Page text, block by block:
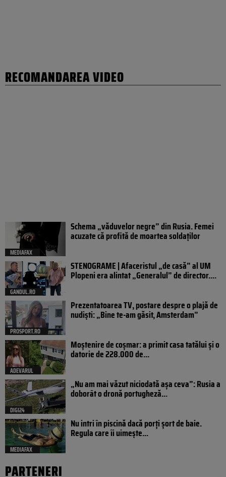
RECOMANDAREA VIDEO
MEDIAFAX
Schema „văduvelor negre” din Rusia. Femei
acuzate că profită de moartea soldaților
GANDUL.RO
STENOGRAME | Afaceristul „de casă” al UM
Plopeni era alintat „Generalul” de director....
PROSPORT.RO
Prezentatoarea TV, postare despre o plajă de
nudiști: „Bine te-am găsit, Amsterdam”
ADEVARUL
Moștenire de coșmar: a primit casa tatălui și o
datorie de 228.000 de...
DIGI24
„Nu am mai văzut niciodată așa ceva”: Rusia a
doborât o dronă portugheză...
MEDIAFAX
Nu intri în piscină dacă porți șort de baie.
Regula care îi uimește...
PARTENERI